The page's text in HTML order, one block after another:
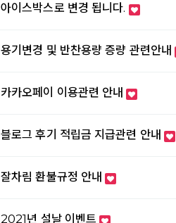
아이스박스로 변경 됩니다.
용기변경 및 반찬용량 증량 관련안내
카카오페이 이용관련 안내
블로그 후기 적립금 지급관련 안내
잘차림 환불규정 안내
2021년 설날 이벤트